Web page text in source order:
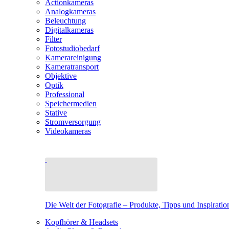
Actionkameras
Analogkameras
Beleuchtung
Digitalkameras
Filter
Fotostudiobedarf
Kamerareinigung
Kameratransport
Objektive
Optik
Professional
Speichermedien
Stative
Stromversorgung
Videokameras
Die Welt der Fotografie – Produkte, Tipps und
Kopfhörer & Headsets